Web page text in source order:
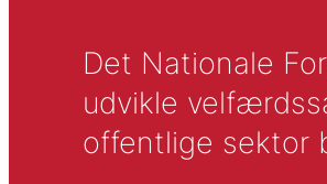
Det Nationale
udvikle
offentlige sektor